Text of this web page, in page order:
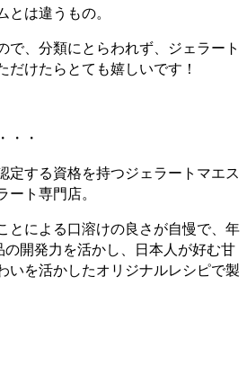
は違うもの。
で、分類にとらわれず、ジェラート
だけたらとても嬉しいです！
・・
定する資格を持つジェラートマエス
ト専門店。
とによる口溶けの良さが自慢で、年
開発力を活かし、日本人が好む甘
いを活かしたオリジナルレシピで製